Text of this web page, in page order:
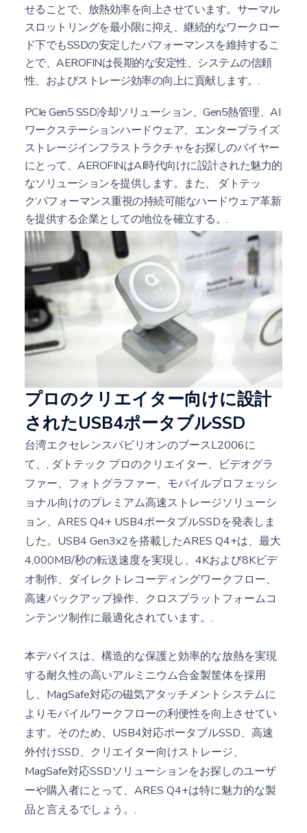
せることで、放熱効率を向上させています。サーマル
スロットリングを最小限に抑え、継続的なワークロー
ド下でもSSDの安定したパフォーマンスを維持するこ
とで、AEROFINは長期的な安定性、システムの信頼
性、およびストレージ効率の向上に貢献します。.
PCIe Gen5 SSD冷却ソリューション、Gen5熱管理、AI
ワークステーションハードウェア、エンタープライズ
ストレージインフラストラクチャをお探しのバイヤー
にとって、AEROFINはAI時代向けに設計された魅力的
なソリューションを提供します。また、 ダトテッ
ク‘パフォーマンス重視の持続可能なハードウェア革新
を提供する企業としての地位を確立する。.
プロのクリエイター向けに設計
されたUSB4ポータブルSSD
台湾エクセレンスパビリオンのブースL2006に
て、, ダトテック プロのクリエイター、ビデオグラ
ファー、フォトグラファー、モバイルプロフェッシ
ョナル向けのプレミアム高速ストレージソリューシ
ョン、ARES Q4+ USB4ポータブルSSDを発表しま
した。USB4 Gen3x2を搭載したARES Q4+は、最大
4,000MB/秒の転送速度を実現し、4Kおよび8Kビデ
オ制作、ダイレクトレコーディングワークフロー、
高速バックアップ操作、クロスプラットフォームコ
ンテンツ制作に最適化されています。.
本デバイスは、構造的な保護と効率的な放熱を実現
する耐久性の高いアルミニウム合金製筐体を採用
し、MagSafe対応の磁気アタッチメントシステムに
よりモバイルワークフローの利便性を向上させてい
ます。そのため、USB4対応ポータブルSSD、高速
外付けSSD、クリエイター向けストレージ、
MagSafe対応SSDソリューションをお探しのユーザ
ーや購入者にとって、ARES Q4+は特に魅力的な製
品と言えるでしょう。.